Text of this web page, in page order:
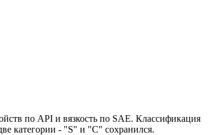
по API и вязкость по SAE. Классификация
категории - "S" и "С" сохранился.